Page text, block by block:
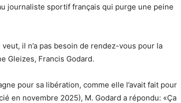
journaliste sportif français qui purge une peine
il n’a pas besoin de rendez-vous pour la
Gleizes, Francis Godard.
pour sa libération, comme elle l’avait fait pour
en novembre 2025), M. Godard a répondu: «Ça